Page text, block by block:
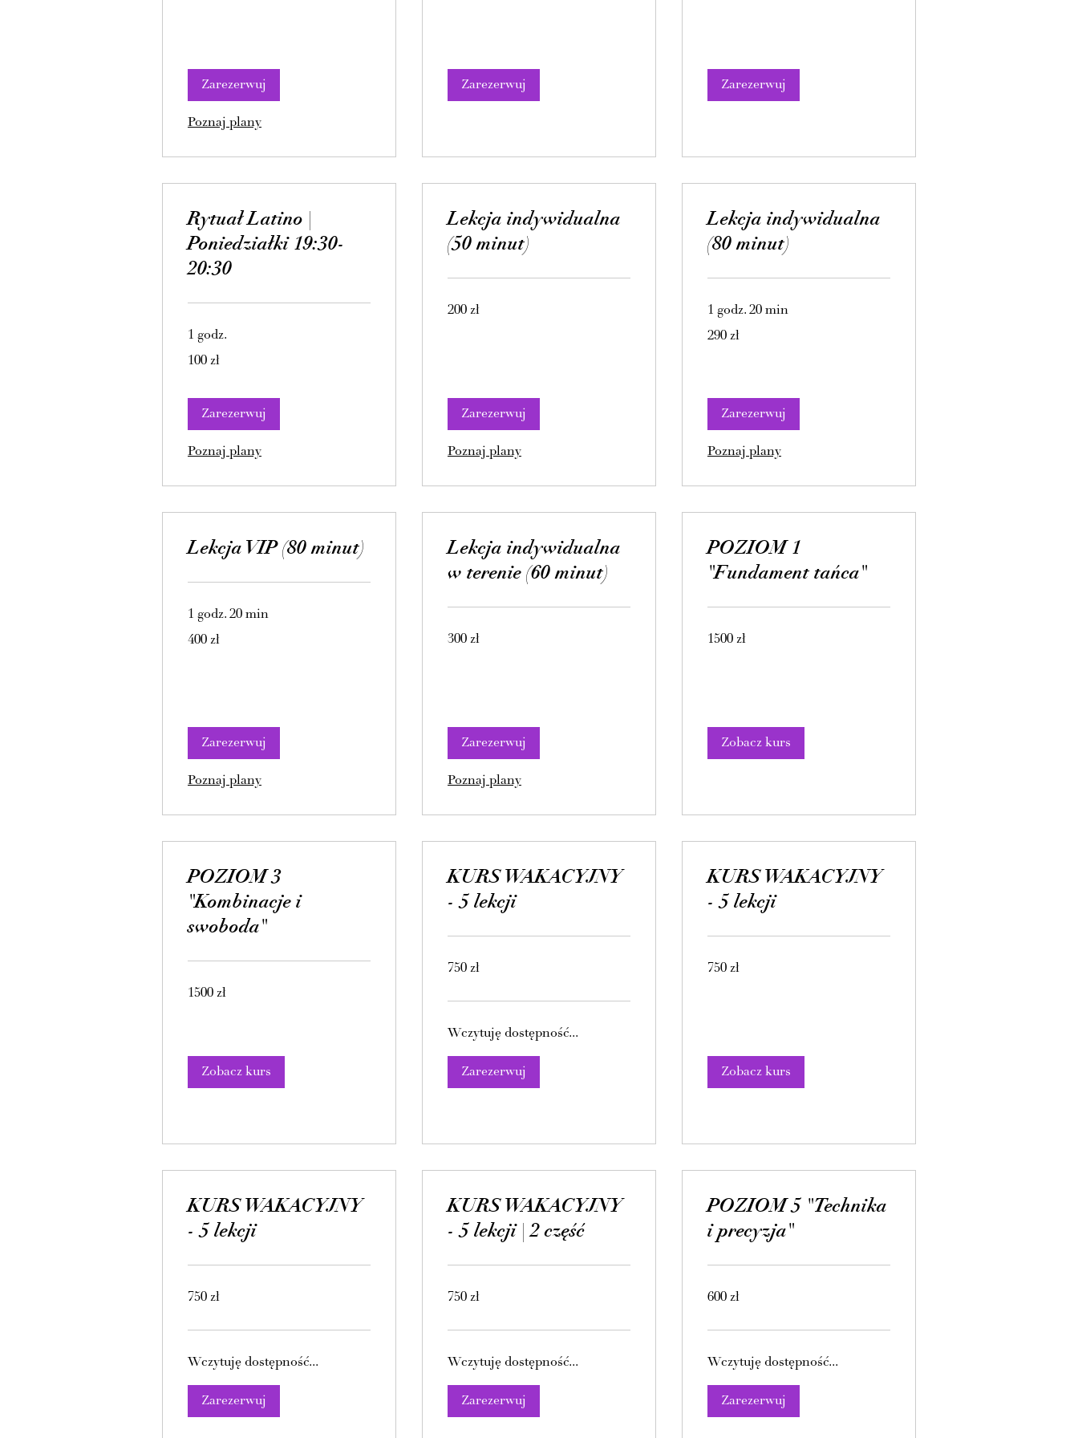
Zarezerwuj
Poznaj plany
Zarezerwuj Zarezerwuj
Rytuał Latino |
Poniedziałki 19:30-
20:30
1 godz.
100
złotych
100 zł
Zarezerwuj
Poznaj plany
Lekcja indywidualna
(50 minut)
200
złotych
200 zł
Zarezerwuj
Poznaj plany
Lekcja indywidualna
(80 minut)
1 godz. 20 min
290
złotych
290 zł
Zarezerwuj
Poznaj plany
Lekcja VIP (80 minut)
1 godz. 20 min
400
złotych
400 zł
Zarezerwuj
Poznaj plany
Lekcja indywidualna
w terenie (60 minut)
300
złotych
300 zł
Zarezerwuj
Poznaj plany
POZIOM 1
"Fundament tańca"
1500
złotych
1500 zł
Zobacz kurs
POZIOM 3
"Kombinacje i
swoboda"
1500
złotych
1500 zł
Zobacz kurs
KURS WAKACYJNY
- 5 lekcji
750
złotych
750 zł
Wczytuję dostępność...
Zarezerwuj
KURS WAKACYJNY
- 5 lekcji
750
złotych
750 zł
Zobacz kurs
KURS WAKACYJNY
- 5 lekcji
750
złotych
750 zł
Wczytuję dostępność...
Zarezerwuj
KURS WAKACYJNY
- 5 lekcji | 2 część
750
złotych
750 zł
Wczytuję dostępność...
Zarezerwuj
POZIOM 5 "Technika
i precyzja"
600
złotych
600 zł
Wczytuję dostępność...
Zarezerwuj